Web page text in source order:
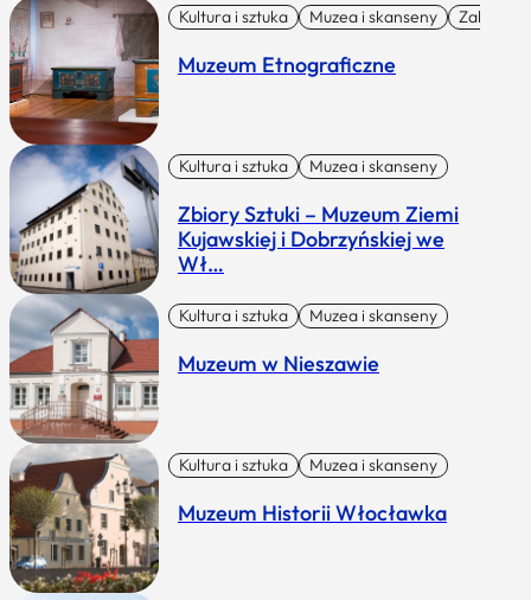
Kultura i sztuka Muzea i skanseny Zabytki I
Muzeum Etnograficzne
Kultura i sztuka Muzea i skanseny
Zbiory Sztuki – Muzeum Ziemi
Kujawskiej i Dobrzyńskiej we
Wł…
Kultura i sztuka Muzea i skanseny
Muzeum w Nieszawie
Kultura i sztuka Muzea i skanseny
Muzeum Historii Włocławka